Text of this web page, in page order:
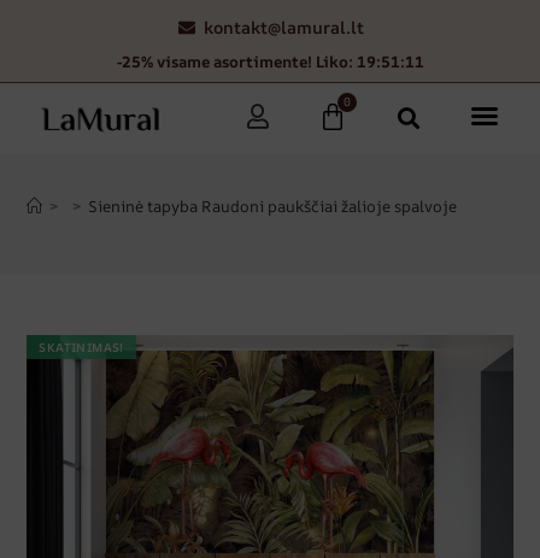
kontakt@lamural.lt
-25% visame asortimente! Liko: 19:51:10
0
> > Sieninė tapyba Raudoni paukščiai žalioje spalvoje
SKATINIMAS!